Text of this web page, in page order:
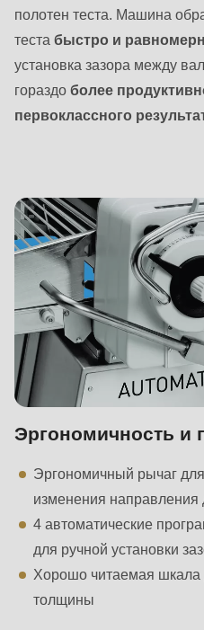
полотен теста. Машина
теста быстро и
установка зазора между
гораздо более
первоклассного
Эргономичность и
Эргономичный рычаг
изменения направления
4 автоматические
для ручной установки
Хорошо читаемая шкала
толщины